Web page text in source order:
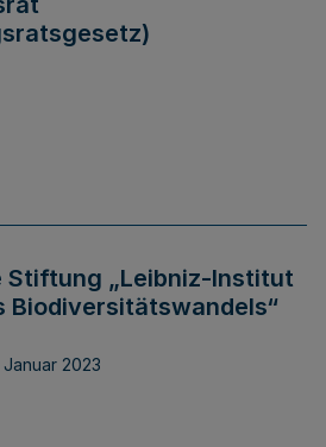
Stiftung „Leibniz-Institut
Biodiversitätswandels“
Januar 2023